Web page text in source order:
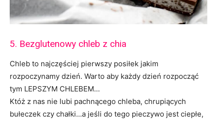
5. Bezglutenowy chleb z chia
Chleb to najczęściej pierwszy posiłek jakim
rozpoczynamy dzień. Warto aby każdy dzień rozpocząć
tym LEPSZYM CHLEBEM…
Któż z nas nie lubi pachnącego chleba, chrupiących
bułeczek czy chałki…a jeśli do tego pieczywo jest ciepłe,